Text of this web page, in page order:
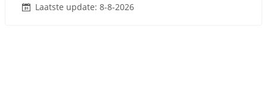
Laatste update: 8-8-2026